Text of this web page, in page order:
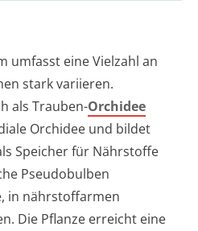
umfasst eine Vielzahl an
stark variieren.
als Trauben-Orchidee
Orchidee und bildet
Speicher für Nährstoffe
Pseudobulben
in nährstoffarmen
Die Pflanze erreicht eine